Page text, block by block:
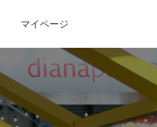
マイページ